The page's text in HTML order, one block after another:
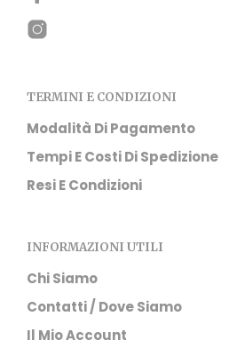
TERMINI E CONDIZIONI
Modalità Di Pagamento
Tempi E Costi Di Spedizione
Resi E Condizioni
INFORMAZIONI UTILI
Chi Siamo
Contatti / Dove Siamo
Il Mio Account